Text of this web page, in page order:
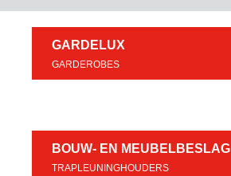
GARDELUX
GARDEROBES
BOUW- EN MEUBELBESLAG
TRAPLEUNINGHOUDERS